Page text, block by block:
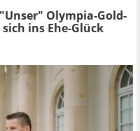
Olympia-Gold-
ins Ehe-Glück